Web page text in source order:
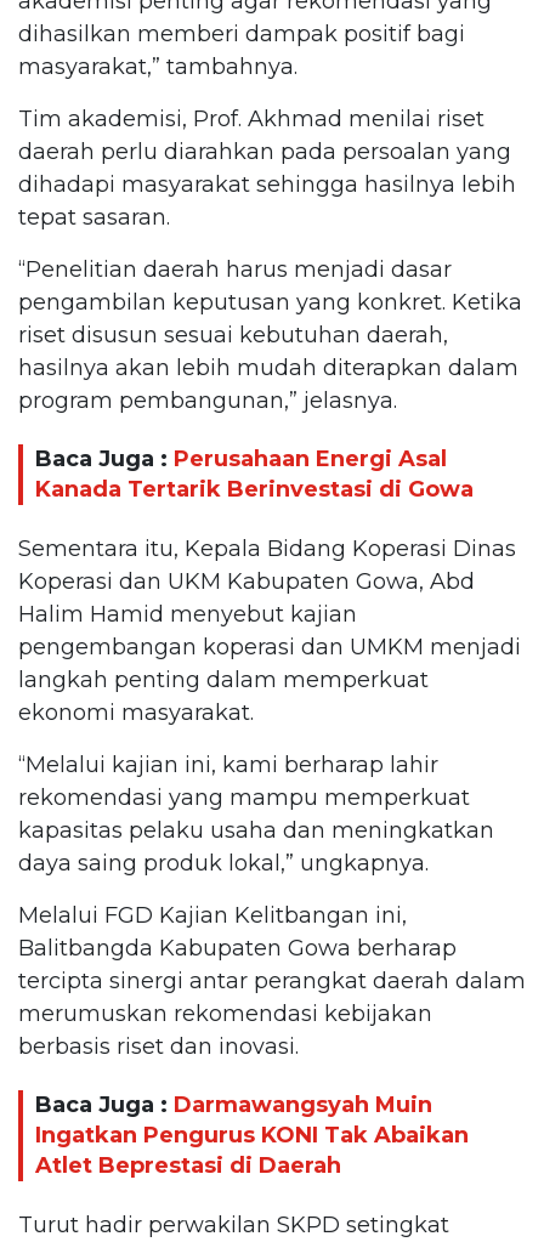
dihasilkan memberi dampak positif bagi
masyarakat,” tambahnya.
Tim akademisi, Prof. Akhmad menilai riset
daerah perlu diarahkan pada persoalan yang
dihadapi masyarakat sehingga hasilnya lebih
tepat sasaran.
“Penelitian daerah harus menjadi dasar
pengambilan keputusan yang konkret. Ketika
riset disusun sesuai kebutuhan daerah,
hasilnya akan lebih mudah diterapkan dalam
program pembangunan,” jelasnya.
Baca Juga : Perusahaan Energi Asal
Kanada Tertarik Berinvestasi di Gowa
Sementara itu, Kepala Bidang Koperasi Dinas
Koperasi dan UKM Kabupaten Gowa, Abd
Halim Hamid menyebut kajian
pengembangan koperasi dan UMKM menjadi
langkah penting dalam memperkuat
ekonomi masyarakat.
“Melalui kajian ini, kami berharap lahir
rekomendasi yang mampu memperkuat
kapasitas pelaku usaha dan meningkatkan
daya saing produk lokal,” ungkapnya.
Melalui FGD Kajian Kelitbangan ini,
Balitbangda Kabupaten Gowa berharap
tercipta sinergi antar perangkat daerah dalam
merumuskan rekomendasi kebijakan
berbasis riset dan inovasi.
Baca Juga : Darmawangsyah Muin
Ingatkan Pengurus KONI Tak Abaikan
Atlet Beprestasi di Daerah
Turut hadir perwakilan SKPD setingkat